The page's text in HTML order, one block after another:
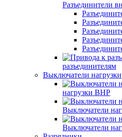
Разъединители
разъединителям
Выключатели нагрузки
нагрузки ВНР
Выключатели
Выключатели